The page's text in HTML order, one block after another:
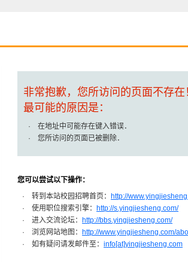
非常抱歉，您所访问的页面不存在
最可能的原因是：
· 在地址中可能存在键入错误．
· 您所访问的页面已被删除．
您可以尝试以下操作：
· 转到本站校园招聘首页： http://
· 使用职位搜索引擎： http://s.yingjiesheng.com/
· 进入交流论坛： http://bbs.yingjiesheng.com/
· 浏览网站地图： http://www.yingjiesheng.com/
· 如有疑问请发邮件至： info[at]yingjiesheng.com